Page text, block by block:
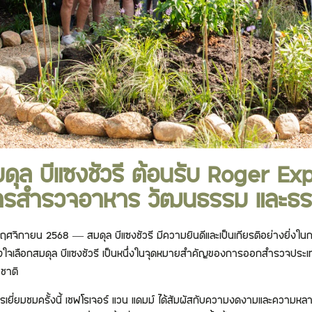
ล บีแซงชัวรี ต้อนรับ Roger
สำรวจอาหาร วัฒนธรรม และธ
ศจิกายน 2568 — สมดุล บีแซงชัวรี มีความยินดีและเป็นเกียรติอย่างยิ่งใน
ใจเลือกสมดุล บีแซงชัวรี เป็นหนึ่งในจุดหมายสำคัญของการออกสำรวจปร
าติ
เยี่ยมชมครั้งนี้ เชฟโรเจอร์ แวน แดมม์ ได้สัมผัสกับความงดงามและความ